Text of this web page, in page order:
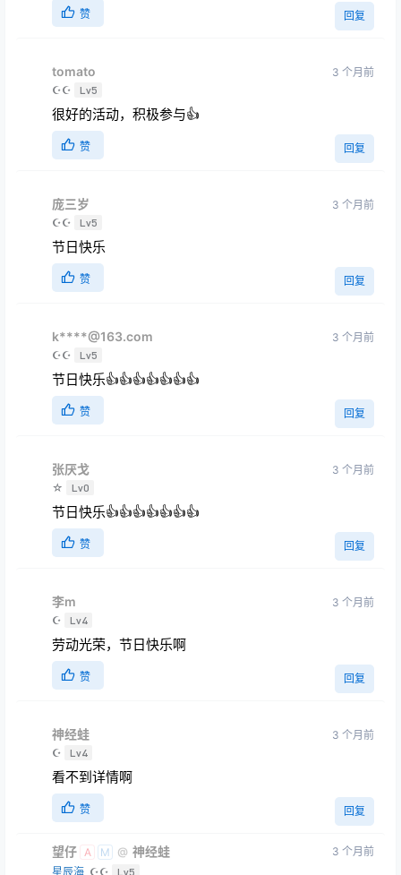
赞 回复
tomato
☪☪ Lv5
3 个月前
很好的活动，积极参与👍
赞 回复
庞三岁
☪☪ Lv5
3 个月前
节日快乐
赞 回复
k****@163.com
☪☪ Lv5
3 个月前
节日快乐👍👍👍👍👍👍👍
赞 回复
张厌戈
☆ Lv0
3 个月前
节日快乐👍👍👍👍👍👍👍
赞 回复
李m
☪ Lv4
3 个月前
劳动光荣，节日快乐啊
赞 回复
神经蛙
☪ Lv4
3 个月前
看不到详情啊
赞 回复
望仔 A M @ 神经蛙
星辰海 ☪☪ Lv5
3 个月前